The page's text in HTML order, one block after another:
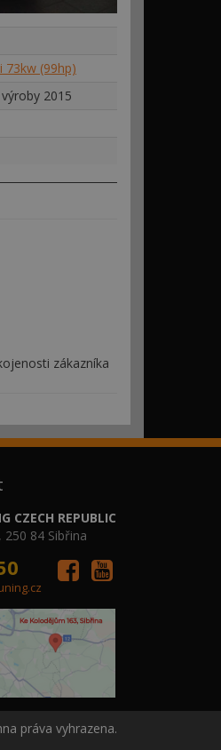
73kw (99hp)
2015
zákazníka
CZECH REPUBLIC
84 Sibřina
práva vyhrazena.